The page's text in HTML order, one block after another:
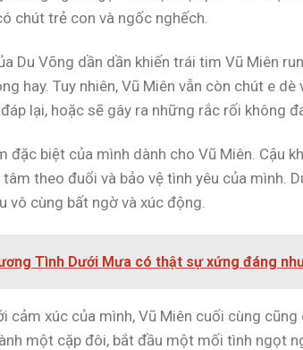
chút trẻ con và ngốc nghếch.
Du Võng dần dần khiến trái tim Vũ Miên
hay. Tuy nhiên, Vũ Miên vẫn còn chút e
lại, hoặc sẽ gây ra những rắc rối không
đặc biệt của mình dành cho Vũ Miên. Cậu
theo đuổi và bảo vệ tình yêu của mình.
vô cùng bất ngờ và xúc động.
Tình Dưới Mưa có thật sự xứng đáng
cảm xúc của mình, Vũ Miên cuối cùng cũng
một cặp đôi, bắt đầu một mối tình ngọt